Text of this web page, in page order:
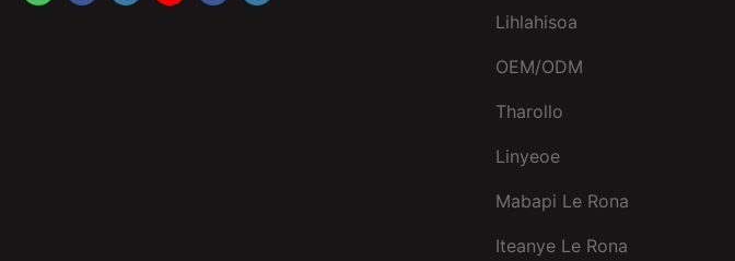
Lihlahisoa
OEM/ODM
Tharollo
Linyeoe
Mabapi Le Rona
Iteanye Le Rona